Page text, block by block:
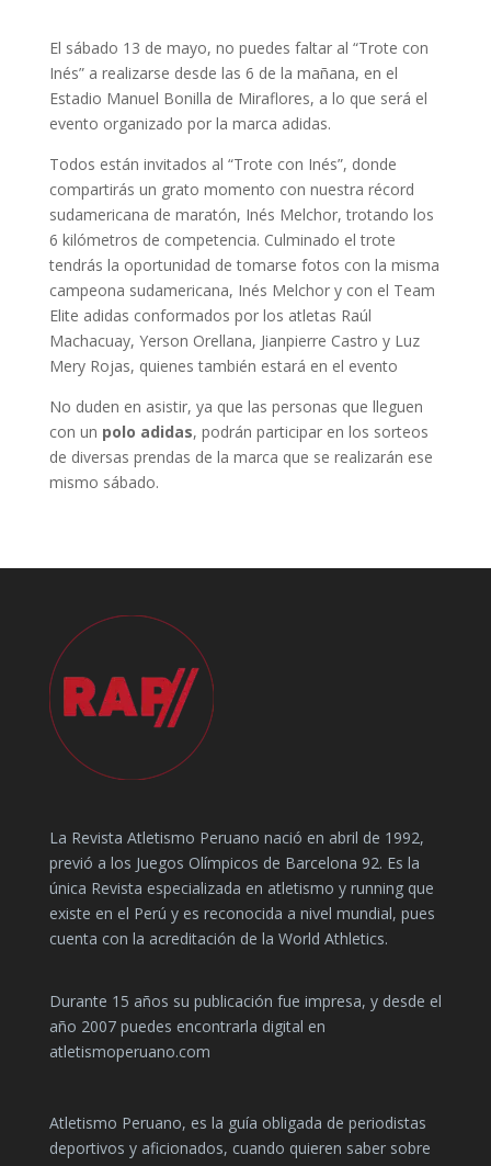
El sábado 13 de mayo, no puedes faltar al “Trote con
Inés” a realizarse desde las 6 de la mañana, en el
Estadio Manuel Bonilla de Miraflores, a lo que será el
evento organizado por la marca adidas.
Todos están invitados al “Trote con Inés”, donde
compartirás un grato momento con nuestra récord
sudamericana de maratón, Inés Melchor, trotando los
6 kilómetros de competencia. Culminado el trote
tendrás la oportunidad de tomarse fotos con la misma
campeona sudamericana, Inés Melchor y con el Team
Elite adidas conformados por los atletas Raúl
Machacuay, Yerson Orellana, Jianpierre Castro y Luz
Mery Rojas, quienes también estará en el evento
No duden en asistir, ya que las personas que lleguen
con un polo adidas, podrán participar en los sorteos
de diversas prendas de la marca que se realizarán ese
mismo sábado.
La Revista Atletismo Peruano nació en abril de 1992,
previó a los Juegos Olímpicos de Barcelona 92. Es la
única Revista especializada en atletismo y running que
existe en el Perú y es reconocida a nivel mundial, pues
cuenta con la acreditación de la World Athletics.
Durante 15 años su publicación fue impresa, y desde el
año 2007 puedes encontrarla digital en
atletismoperuano.com
Atletismo Peruano, es la guía obligada de periodistas
deportivos y aficionados, cuando quieren saber sobre